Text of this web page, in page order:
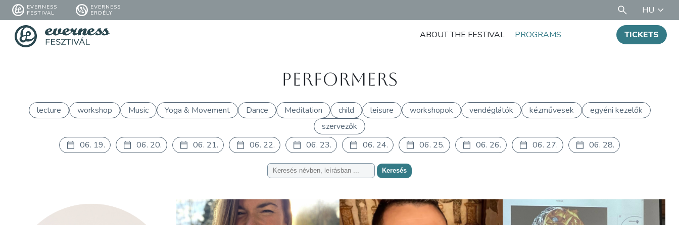
EVERNESS
FESTIVAL
EVERNESS
ERDÉLY
HU
ABOUT THE FESTIVAL PROGRAMS TICKETS
Performers
lecture workshop Music Yoga & Movement Dance Meditation child leisure workshopok vendéglátók kézművesek
egyéni kezelők
szervezők
06. 19.
06. 20. 06. 21. 06. 22. 06. 23. 06. 24. 06. 25. 06. 26. 06. 27. 06. 28.
Keresés